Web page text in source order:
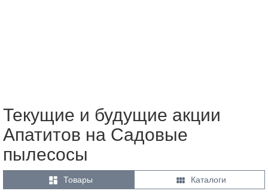
Текущие и будущие акции
Апатитов на Садовые
пылесосы
 Товары  Каталоги